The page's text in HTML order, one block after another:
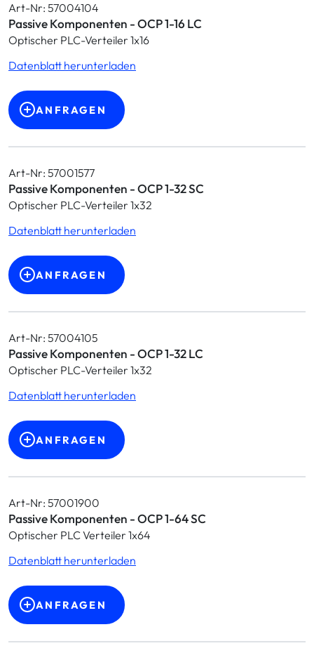
Art-Nr: 57004104
Passive Komponenten - OCP 1-16 LC
Optischer PLC-Verteiler 1x16
Datenblatt herunterladen
ANFRAGEN
Art-Nr: 57001577
Passive Komponenten - OCP 1-32 SC
Optischer PLC-Verteiler 1x32
Datenblatt herunterladen
ANFRAGEN
Art-Nr: 57004105
Passive Komponenten - OCP 1-32 LC
Optischer PLC-Verteiler 1x32
Datenblatt herunterladen
ANFRAGEN
Art-Nr: 57001900
Passive Komponenten - OCP 1-64 SC
Optischer PLC Verteiler 1x64
Datenblatt herunterladen
ANFRAGEN